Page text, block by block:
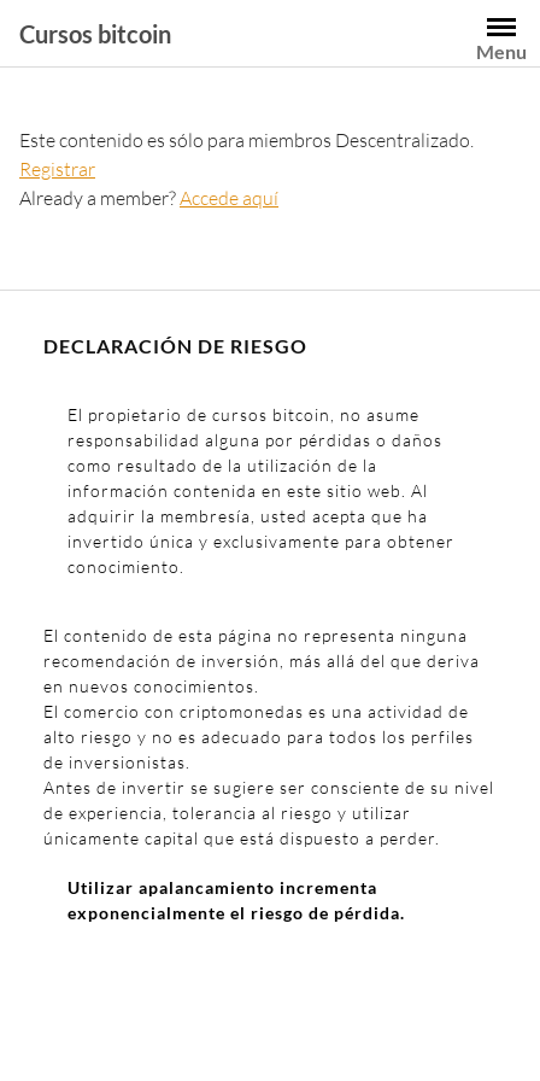
Cursos bitcoin
Menu
Este contenido es sólo para miembros Descentralizado.
Registrar
Already a member?Accede aquí
DECLARACIÓN DE RIESGO
El propietario de cursos bitcoin, no asume
responsabilidad alguna por pérdidas o daños
como resultado de la utilización de la
información contenida en este sitio web. Al
adquirir la membresía, usted acepta que ha
invertido única y exclusivamente para obtener
conocimiento.
El contenido de esta página no representa ninguna
recomendación de inversión, más allá del que deriva
en nuevos conocimientos.
El comercio con criptomonedas es una actividad de
alto riesgo y no es adecuado para todos los perfiles
de inversionistas.
Antes de invertir se sugiere ser consciente de su nivel
de experiencia, tolerancia al riesgo y utilizar
únicamente capital que está dispuesto a perder.
Utilizar apalancamiento incrementa
exponencialmente el riesgo de pérdida.